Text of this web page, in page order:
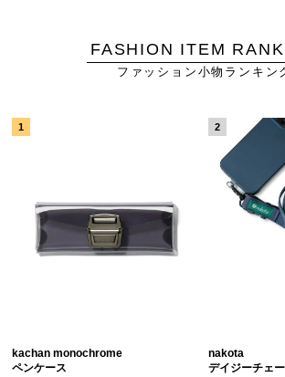
FASHION ITEM
ファッション小物ランキン
kachan monochrome
ペンケース
nakota
デイジーチェ